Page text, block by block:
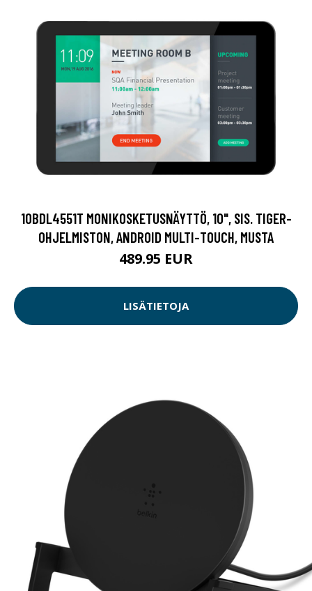
10BDL4551T MONIKOSKETUSNÄYTTÖ, 10", SIS. TIGER-
OHJELMISTON, ANDROID MULTI-TOUCH, MUSTA
489.95 EUR
LISÄTIETOJA